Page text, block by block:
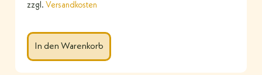
zzgl. Versandkosten
In den Warenkorb